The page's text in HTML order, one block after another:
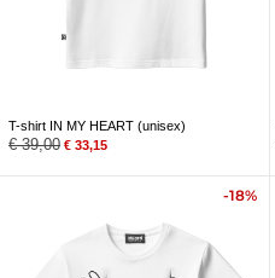
T-shirt IN MY HEART (unisex)
€39,00 € 33,15
-18%